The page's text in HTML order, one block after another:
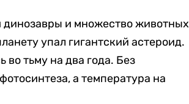
динозавры и множество животных
упал гигантский астероид.
во тьму на два года. Без
а температура на